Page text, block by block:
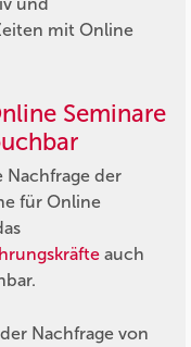
mit Online
Seminare
Nachfrage der
für Online
auch
Nachfrage von